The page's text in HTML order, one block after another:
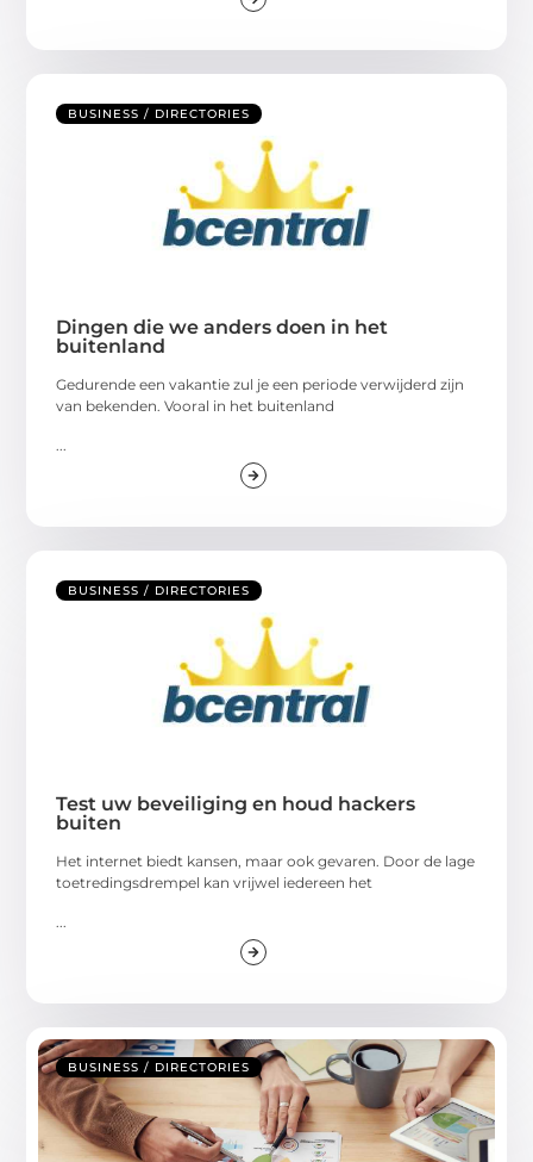
BUSINESS / DIRECTORIES
Dingen die we anders doen in het
buitenland
Gedurende een vakantie zul je een periode verwijderd zijn
van bekenden. Vooral in het buitenland
BUSINESS / DIRECTORIES
Test uw beveiliging en houd hackers
buiten
Het internet biedt kansen, maar ook gevaren. Door de lage
toetredingsdrempel kan vrijwel iedereen het
BUSINESS / DIRECTORIES